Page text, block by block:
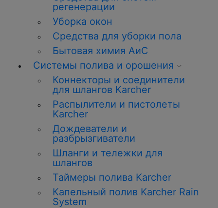
регенерации
Уборка окон
Средства для уборки пола
Бытовая химия АиС
Системы полива и орошения
Коннекторы и соединители
для шлангов Karcher
Распылители и пистолеты
Karcher
Дождеватели и
разбрызгиватели
Шланги и тележки для
шлангов
Таймеры полива Karcher
Капельный полив Karcher Rain
System